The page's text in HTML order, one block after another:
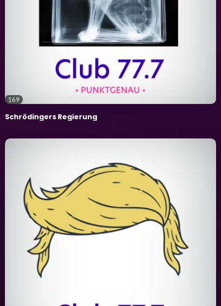
169
Schrödingers Regierung